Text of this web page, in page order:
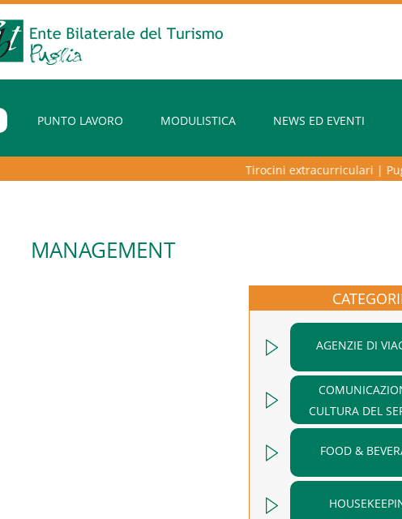
PUNTO LAVORO MODULISTICA
NEWS ED EVENTI
Tirocini extracurriculari|
MANAGEMENT
AGENZIE DI
CULTURA DEL
FOOD &